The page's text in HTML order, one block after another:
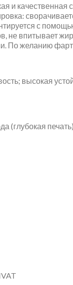
и качественная
с
не впитывает
желанию
высокая
(глубокая печать)